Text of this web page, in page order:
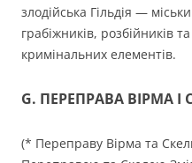
злодійська Гільдія —
грабіжників, розбійників
кримінальних елементів.
G. ПЕРЕПРАВА ВІРМА
(* Переправу Вірма та